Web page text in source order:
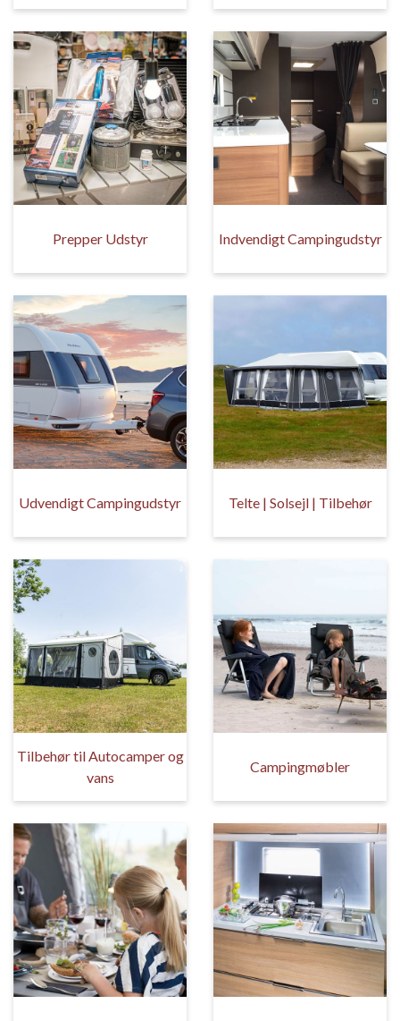
Prepper Udstyr Indvendigt Campingudstyr
Udvendigt Campingudstyr Telte | Solsejl | Tilbehør
Tilbehør til Autocamper og
vans
Campingmøbler